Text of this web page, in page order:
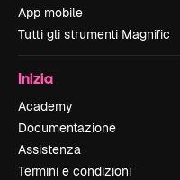
App mobile
Tutti gli strumenti Magnific
Inizia
Academy
Documentazione
Assistenza
Termini e condizioni